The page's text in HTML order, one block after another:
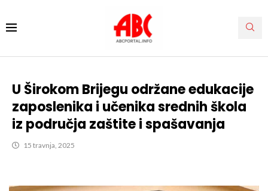
U Širokom Brijegu održane edukacije
zaposlenika i učenika srednih škola
iz područja zaštite i spašavanja
15 travnja, 2025